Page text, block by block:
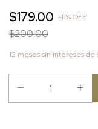
$179.00 -11%OFF
$200.00
12 meses sin intereses de